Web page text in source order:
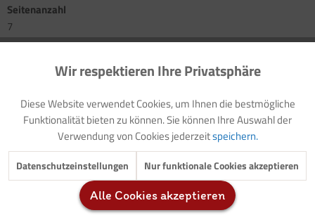
Seitenanzahl
7
Körpererfahrung: Gerätelandschaft
Körpererfahrung: Rollbretter
Dieganzheitliche Förderungist in derMotopädagogikvon
entscheidender Bedeutung.
Der vorliegende Buchteil umfasstzwei motopädagogische
Funktionale Aktiv
Marketing Inaktiv
Tracking Inaktiv
Inaktiv
Wir respektieren Ihre Privatsphäre
Diese Website verwendet Cookies, um Ihnen die bestmögliche
Funktionalität bieten zu können. Sie können Ihre Auswahl der
Verwendung von Cookies jederzeitspeichern.
Datenschutzeinstellungen Nur funktionale Cookies akzeptieren
Alle Cookies akzeptieren